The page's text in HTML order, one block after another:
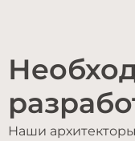
Наши